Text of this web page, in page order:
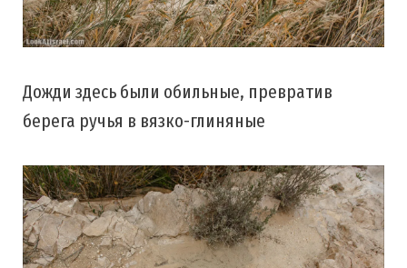
Дожди здесь были обильные, превратив
берега ручья в вязко-глиняные